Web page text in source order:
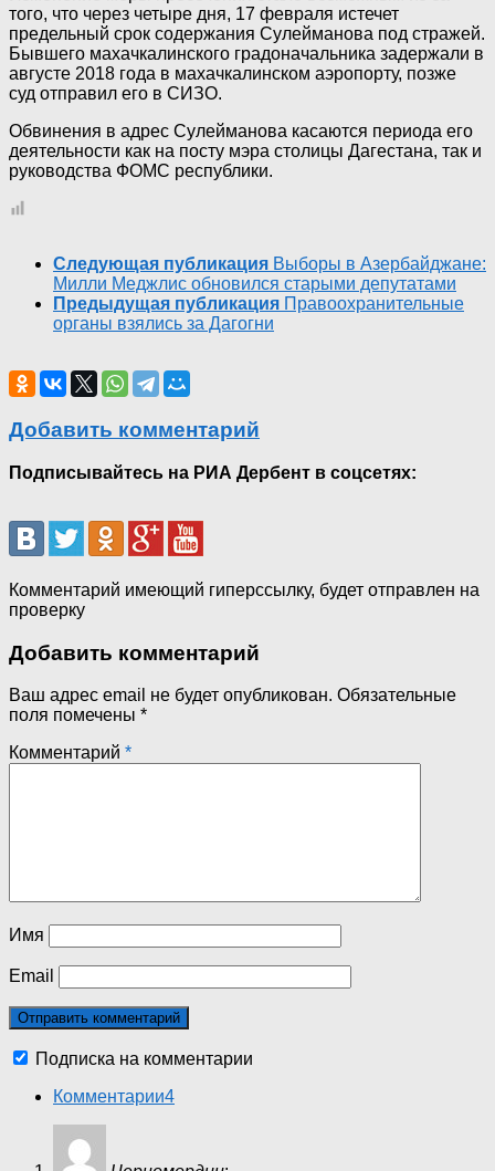
того, что через четыре дня, 17 февраля истечет
предельный срок содержания Сулейманова под стражей.
Бывшего махачкалинского градоначальника задержали в
августе 2018 года в махачкалинском аэропорту, позже
суд отправил его в СИЗО.
Обвинения в адрес Сулейманова касаются периода его
деятельности как на посту мэра столицы Дагестана, так и
руководства ФОМС республики.
Следующая публикация Выборы в Азербайджане:
Милли Меджлис обновился старыми депутатами
Предыдущая публикация Правоохранительные
органы взялись за Дагогни
Добавить комментарий
Подписывайтесь на РИА Дербент в соцсетях:
Комментарий имеющий гиперссылку, будет отправлен на
проверку
Добавить комментарий
Ваш адрес email не будет опубликован. Обязательные
поля помечены *
Комментарий *
Имя
Email
Подписка на комментарии
Комментарии4